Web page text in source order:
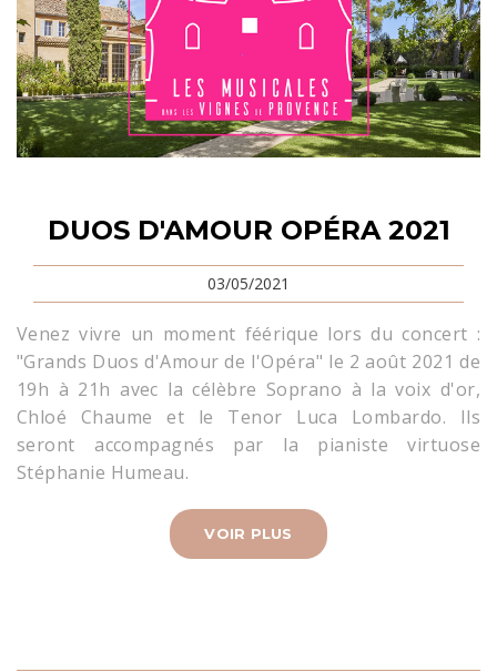
DUOS D'AMOUR OPÉRA 2021
03/05/2021
Venez vivre un moment féérique lors du concert :
"Grands Duos d'Amour de l'Opéra" le 2 août 2021 de
19h à 21h avec la célèbre Soprano à la voix d'or,
Chloé Chaume et le Tenor Luca Lombardo. Ils
seront accompagnés par la pianiste virtuose
Stéphanie Humeau.
VOIR PLUS